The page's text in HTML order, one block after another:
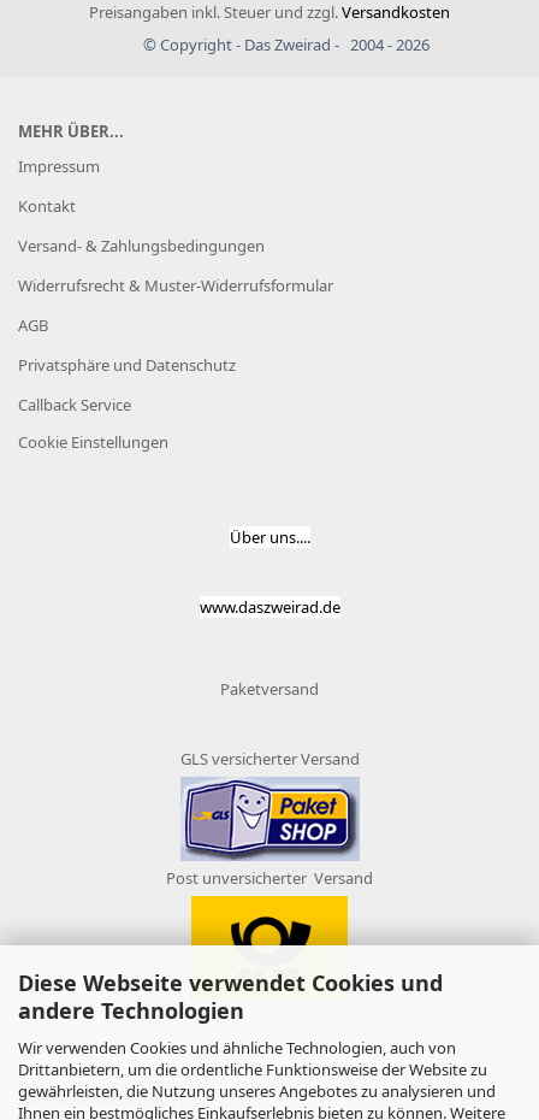
Diese Webseite verwendet Cookies und
andere Technologien
Wir verwenden Cookies und ähnliche Technologien, auch von
Drittanbietern, um die ordentliche Funktionsweise der Website zu
gewährleisten, die Nutzung unseres Angebotes zu analysieren und
Ihnen ein bestmögliches Einkaufserlebnis bieten zu können. Weitere
Preisangaben inkl. Steuer und zzgl.Versandkosten
© Copyright - Das Zweirad - 2004 - 2026
MEHR ÜBER...
Impressum
Kontakt
Versand- & Zahlungsbedingungen
Widerrufsrecht & Muster-Widerrufsformular
AGB
Privatsphäre und Datenschutz
Callback Service
Cookie Einstellungen
Über uns....
www.daszweirad.de
Paketversand
GLS versicherter Versand
Post unversicherter Versand
AUFTRAG WIDERRUFEN